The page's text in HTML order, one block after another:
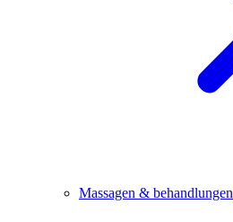
Massagen & behandlungen